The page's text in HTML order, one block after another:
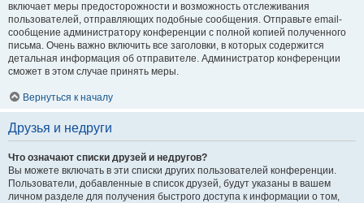
включает меры предосторожности и возможность отслеживания
пользователей, отправляющих подобные сообщения. Отправьте email-
сообщение администратору конференции с полной копией полученного
письма. Очень важно включить все заголовки, в которых содержится
детальная информация об отправителе. Администратор конференции
сможет в этом случае принять меры.
Вернуться к началу
Друзья и недруги
Что означают списки друзей и недругов?
Вы можете включать в эти списки других пользователей конференции.
Пользователи, добавленные в список друзей, будут указаны в вашем
личном разделе для получения быстрого доступа к информации о том,